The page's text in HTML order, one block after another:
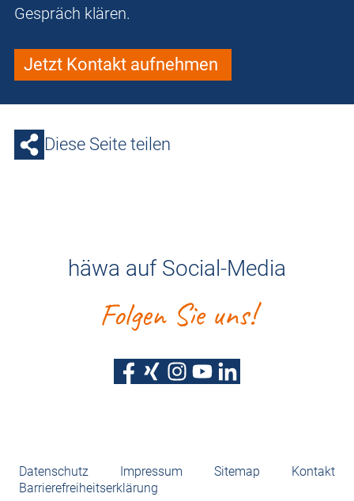
Gespräch klären.
Jetzt Kontakt aufnehmen
Diese Seite teilen
häwa auf Social-Media
Folgen Sie uns!
Datenschutz Impressum Sitemap
Kontakt
Barrierefreiheitserklärung